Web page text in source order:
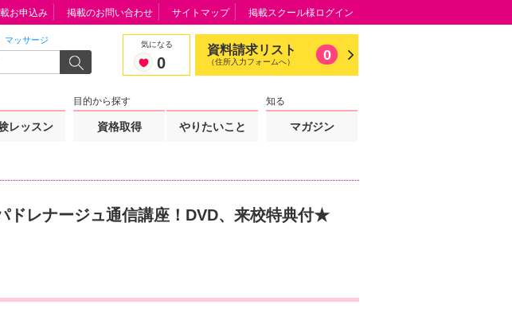
マッサージ 気になる
0
資料請求リスト
（住所入力フォームへ） 0
レッスン
目的から探す
資格取得 やりたいこと
知る
マガジン
お申込み 掲載のお問い合わせ サイトマップ 掲載スクール様ログイン
レナージュ通信講座！DVD、来校特典付★